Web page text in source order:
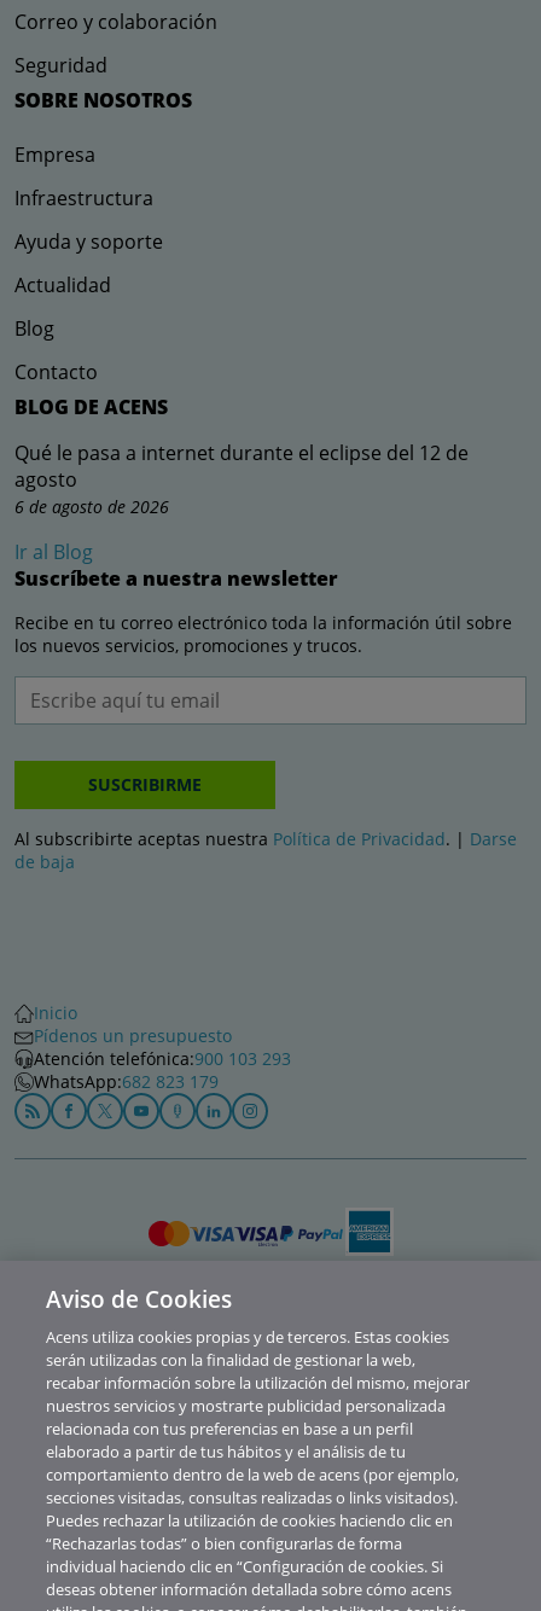
Correo y colaboración
Seguridad
SOBRE NOSOTROS
Empresa
Infraestructura
Ayuda y soporte
Actualidad
Blog
Contacto
BLOG DE ACENS
Qué le pasa a internet durante el eclipse del 12 de
agosto
6 de agosto de 2026
Ir al Blog
Suscríbete a nuestra newsletter
Recibe en tu correo electrónico toda la información útil sobre
los nuevos servicios, promociones y trucos.
SUSCRIBIRME
Al subscribirte aceptas nuestra Política de Privacidad. | Darse
de baja
Inicio
Pídenos un presupuesto
Atención telefónica:900 103 293
WhatsApp:682 823 179
Política de privacidad
Cookies
Contacto
Soporte
Aviso legal
Canal de Denuncias y Consultas
Abuse
© Telefónica Soluciones De Informática Y Comunicaciones De España S.A.U.
Aviso de Cookies
Acens utiliza cookies propias y de terceros. Estas cookies
serán utilizadas con la finalidad de gestionar la web,
recabar información sobre la utilización del mismo, mejorar
nuestros servicios y mostrarte publicidad personalizada
relacionada con tus preferencias en base a un perfil
elaborado a partir de tus hábitos y el análisis de tu
comportamiento dentro de la web de acens (por ejemplo,
secciones visitadas, consultas realizadas o links visitados).
Puedes rechazar la utilización de cookies haciendo clic en
“Rechazarlas todas” o bien configurarlas de forma
individual haciendo clic en “Configuración de cookies. Si
deseas obtener información detallada sobre cómo acens